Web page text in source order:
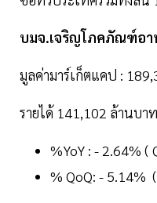
บมจ.เจริญโภคภัณฑ์อา
มูลค่ามาร์เก็ตแคป :
รายได้ 141,102 ล้านบาท
%YoY : - 2.64%
% QoQ: - 5.14%